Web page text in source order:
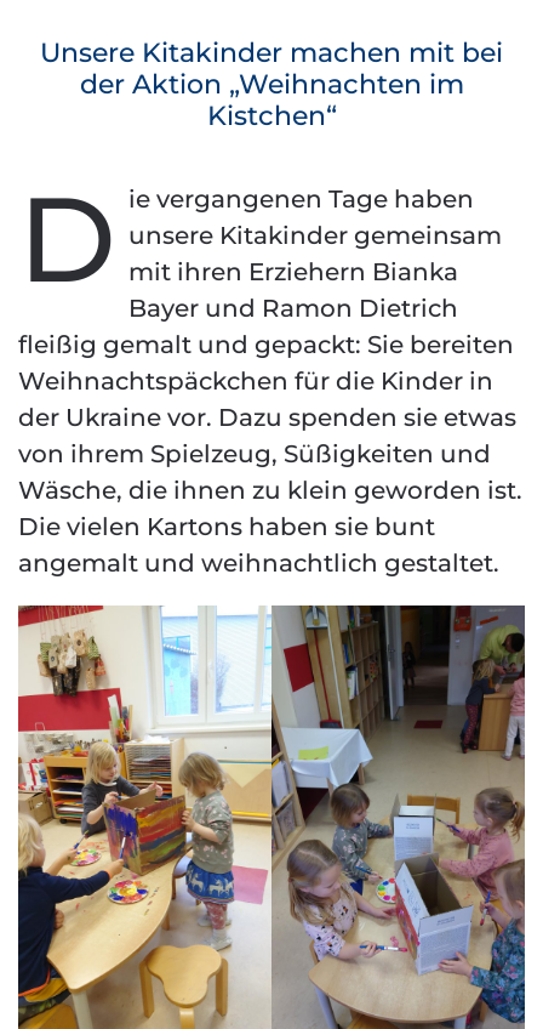
Unsere Kitakinder machen mit bei
der Aktion „Weihnachten im
Kistchen“
D
ie vergangenen Tage haben
unsere Kitakinder gemeinsam
mit ihren Erziehern Bianka
Bayer und Ramon Dietrich
fleißig gemalt und gepackt: Sie bereiten
Weihnachtspäckchen für die Kinder in
der Ukraine vor. Dazu spenden sie etwas
von ihrem Spielzeug, Süßigkeiten und
Wäsche, die ihnen zu klein geworden ist.
Die vielen Kartons haben sie bunt
angemalt und weihnachtlich gestaltet.